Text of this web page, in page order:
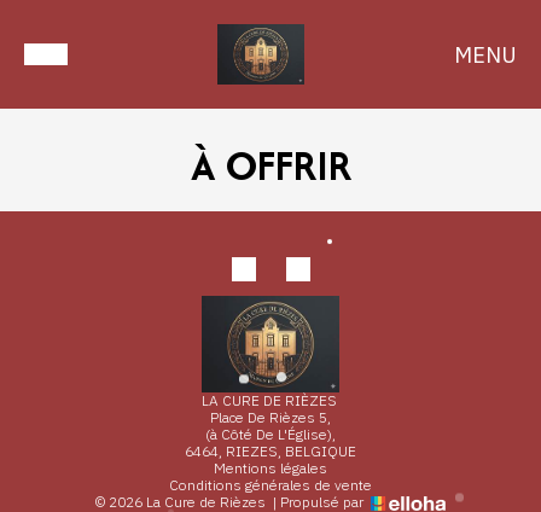
MENU
À OFFRIR
LA CURE DE RIÈZES
Place De Rièzes 5,
(à Côté De L'Église),
6464, RIEZES, BELGIQUE
Mentions légales
Conditions générales de vente
© 2026 La Cure de Rièzes | Propulsé par